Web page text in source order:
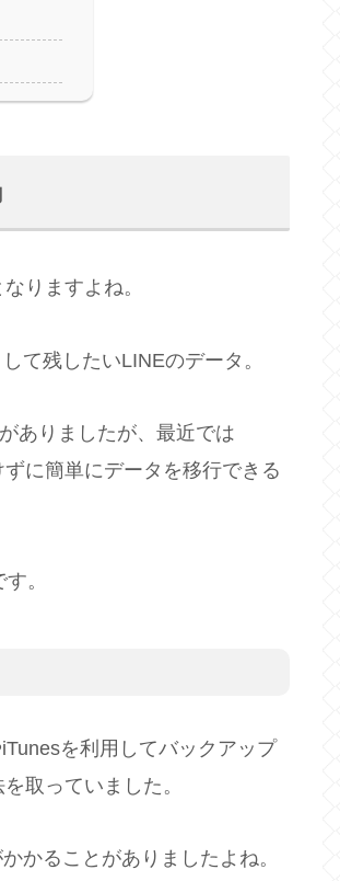
りますよね。
て残したいLINEのデータ。
ありましたが、最近では
に簡単にデータを移行できる
。
を利用してバックアップ
取っていました。
かることがありましたよね。